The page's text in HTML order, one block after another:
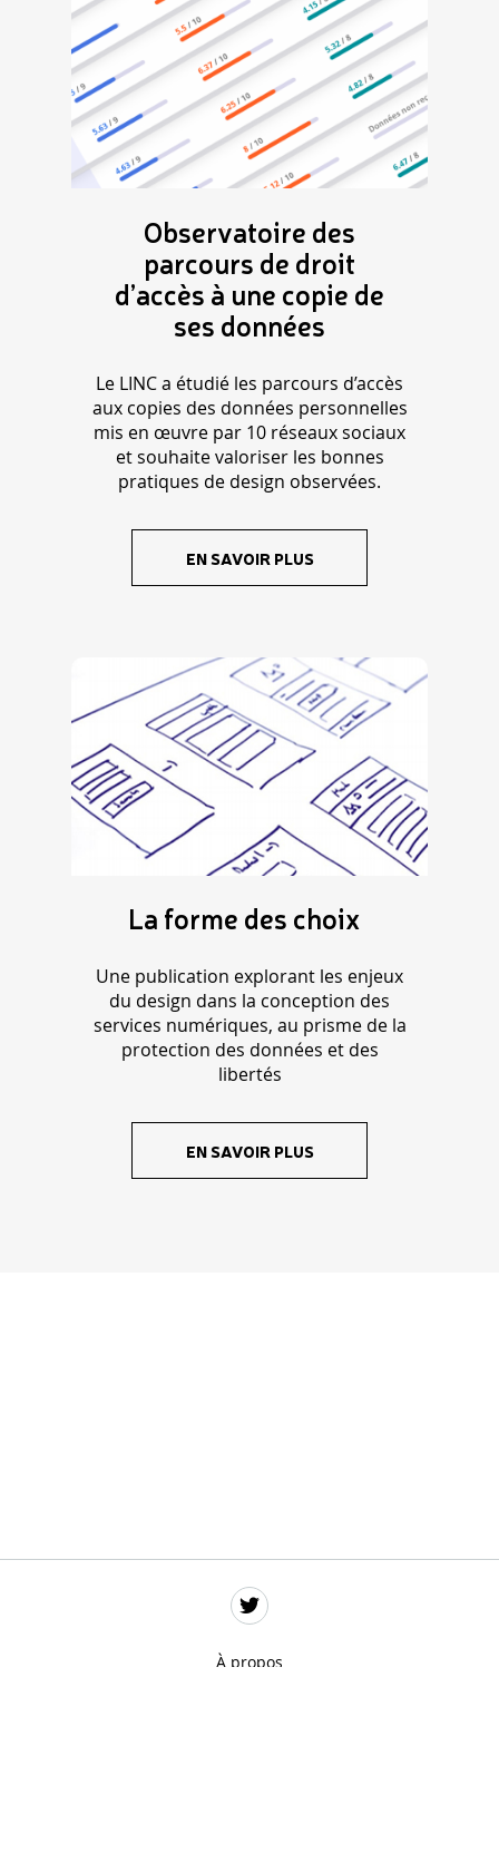
Observatoire des
parcours de droit
d’accès à une copie de
ses données
Le LINC a étudié les parcours d’accès
aux copies des données personnelles
mis en œuvre par 10 réseaux sociaux
et souhaite valoriser les bonnes
pratiques de design observées.
EN SAVOIR PLUS
La forme des choix
Une publication explorant les enjeux
du design dans la conception des
services numériques, au prisme de la
protection des données et des
libertés
EN SAVOIR PLUS
À propos